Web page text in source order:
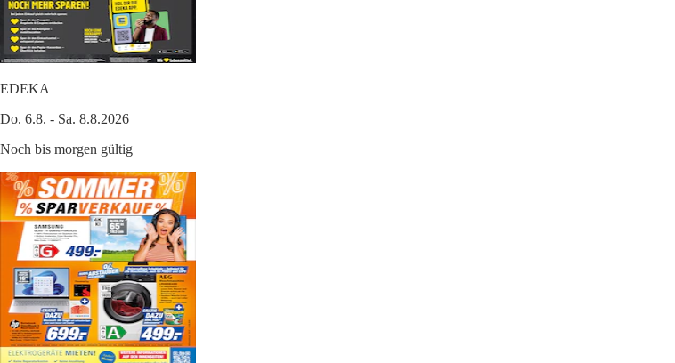
EDEKA
Do. 6.8. - Sa. 8.8.2026
Noch bis morgen gültig